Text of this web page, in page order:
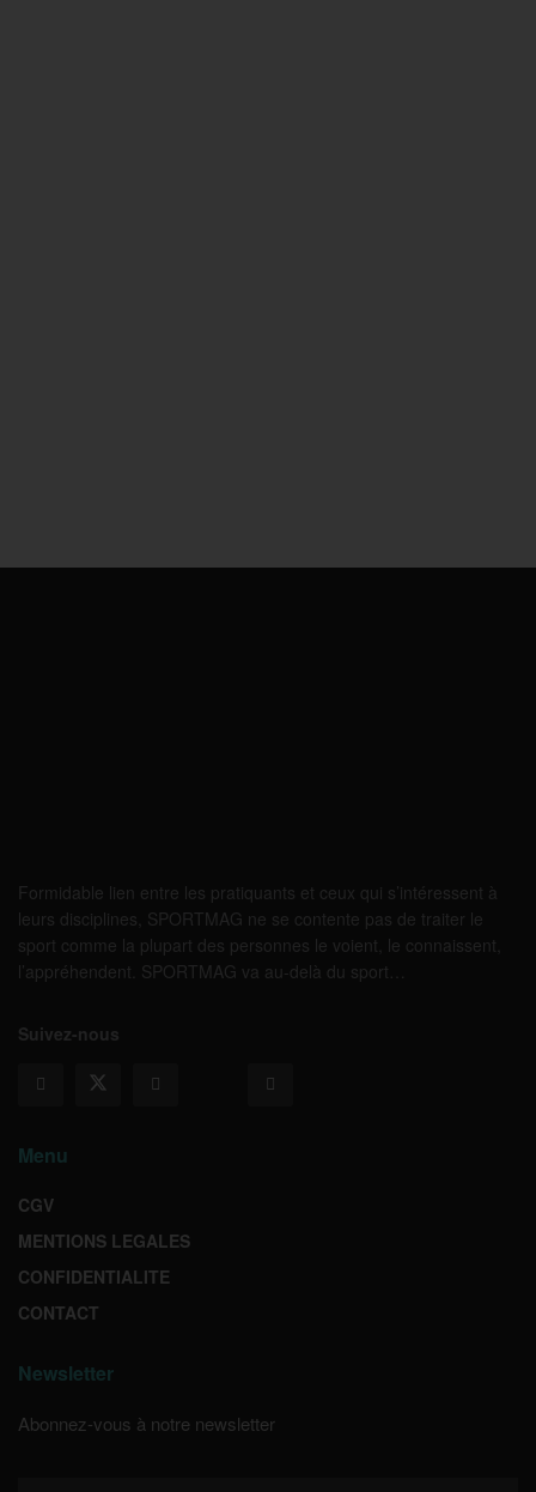
Formidable lien entre les pratiquants et ceux qui s’intéressent à
leurs disciplines, SPORTMAG ne se contente pas de traiter le
sport comme la plupart des personnes le voient, le connaissent,
l’appréhendent. SPORTMAG va au-delà du sport…
Suivez-nous
Menu
CGV
MENTIONS LEGALES
CONFIDENTIALITE
CONTACT
Newsletter
Abonnez-vous à notre newsletter